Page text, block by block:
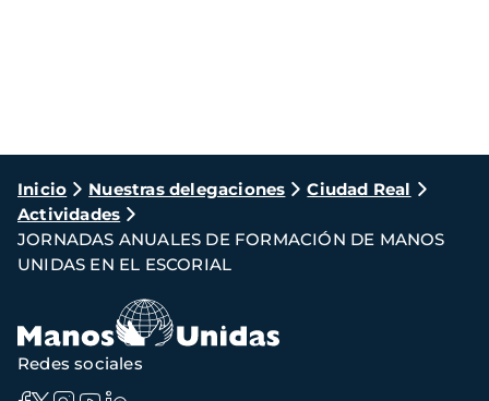
Ruta
de
navegación
Inicio Nuestras delegaciones
Ciudad Real
Actividades
JORNADAS ANUALES DE FORMACIÓN DE MANOS
UNIDAS EN EL ESCORIAL
Redes sociales